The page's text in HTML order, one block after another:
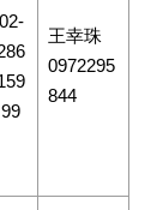
02-
99
王幸珠
0972295
844